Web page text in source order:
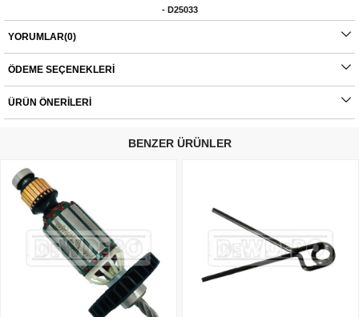
- D25033
- D25263
parçalar tamamı orijinal olup, fabrikadan çıkmadan kontrol edilmektedir. Yetkili
servis haricinde yapılan montajlardan kaynaklı sorunlar tamamen müşteriye aittir.
YORUMLAR(0)
ÖDEME SEÇENEKLERI
ÜRÜN ÖNERILERI
BENZER ÜRÜNLER